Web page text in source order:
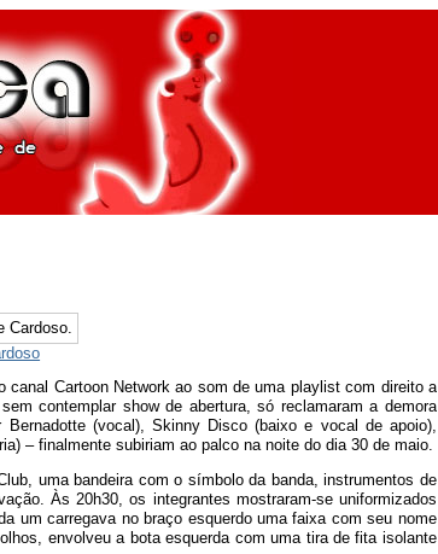
Cartoon Network ao som de uma playlist com direito a
contemplar show de abertura, só reclamaram a demora
(vocal), Skinny Disco (baixo e vocal de apoio),
– finalmente subiriam ao palco na noite do dia 30 de maio.
uma bandeira com o símbolo da banda, instrumentos de
Às 20h30, os integrantes mostraram-se uniformizados
um carregava no braço esquerdo uma faixa com seu nome
envolveu a bota esquerda com uma tira de fita isolante